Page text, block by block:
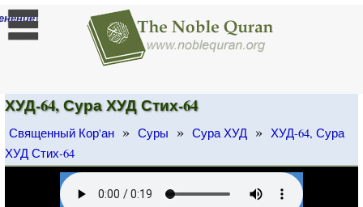
]
ХУД-64, Сура ХУД Стих-64
Священный Кор'ан » Суры » Сура ХУД » ХУД-64, Сура
ХУД Стих-64